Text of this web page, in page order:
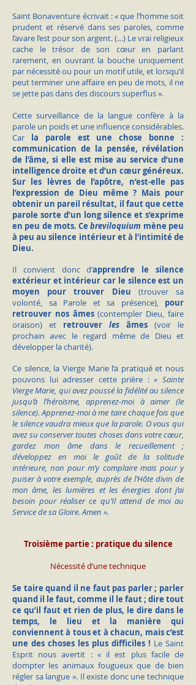
Saint Bonaventure écrivait : « que l’homme soit
prudent et réservé dans ses paroles, comme
l’avare l’est pour son argent. (…) Le vrai religieux
cache le trésor de son cœur en parlant
rarement, en ouvrant la bouche uniquement
par nécessité ou pour un motif utile, et lorsqu’il
peut terminer une affaire en peu de mots, il ne
se jette pas dans des discours superflus ».
Cette surveillance de la langue confère à la
parole un poids et une influence considérables.
Car la parole est une chose bonne :
communication de la pensée, révélation
de l’âme, si elle est mise au service d’une
intelligence droite et d’un cœur généreux.
Sur les lèvres de l’apôtre, n’est-elle pas
l’expression de Dieu même ? Mais pour
obtenir un pareil résultat, il faut que cette
parole sorte d’un long silence et s’exprime
en peu de mots. Cebreviloquium mène peu
à peu au silence intérieur et à l’intimité de
Dieu.
Il convient donc d’apprendre le silence
extérieur et intérieur car le silence est un
moyen pour trouver Dieu (trouver sa
volonté, sa Parole et sa présence), pour
retrouver nos âmes(contempler Dieu, faire
oraison) et retrouver les âmes (voir le
prochain avec le regard même de Dieu et
développer la charité).
Ce silence, la Vierge Marie l’a pratiqué et nous
pouvons lui adresser cette prière :« Sainte
Vierge Marie, qui avez poussé la fidélité au silence
jusqu’à l’héroïsme, apprenez-moi à aimer (le
silence). Apprenez-moi à me taire chaque fois que
le silence vaudra mieux que la parole. O vous qui
avez su conserver toutes choses dans votre cœur,
gardez mon âme dans le recueillement ;
développez en moi le goût de la solitude
intérieure, non pour m’y complaire mais pour y
puiser à votre exemple, auprès de l’Hôte divin de
mon âme, les lumières et les énergies dont j’ai
besoin pour réaliser ce qu’Il attend de moi au
Service de sa Gloire. Amen ».
Troisième partie : pratique du silence
Nécessité d’une technique
Se taire quand il ne faut pas parler ; parler
quand il le faut, comme il le faut ; dire tout
ce qu’il faut et rien de plus, le dire dans le
temps, le lieu et la manière qui
conviennent à tous et à chacun, mais c’est
une des choses les plus difficiles ! Le Saint
Esprit nous avertit : « il est plus facile de
dompter les animaux fougueux que de bien
régler sa langue ». Il existe donc une technique